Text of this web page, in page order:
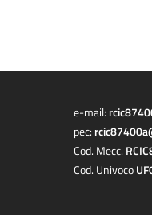
e-mail:
pec:
Cod. Mecc.
Cod. Univoco